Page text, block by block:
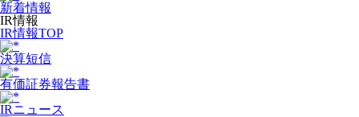
新着情報
IR情報
IR情報TOP
決算短信
有価証券報告書
IRニュース